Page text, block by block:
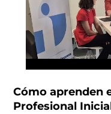
Cómo aprenden
Profesional